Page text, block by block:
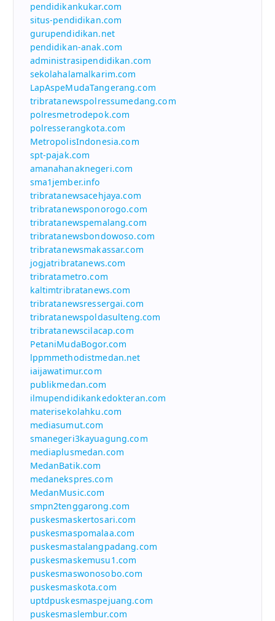
pendidikankukar.com
situs-pendidikan.com
gurupendidikan.net
pendidikan-anak.com
administrasipendidikan.com
sekolahalamalkarim.com
LapAspeMudaTangerang.com
tribratanewspolressumedang.com
polresmetrodepok.com
polresserangkota.com
MetropolisIndonesia.com
spt-pajak.com
amanahanaknegeri.com
sma1jember.info
tribratanewsacehjaya.com
tribratanewsponorogo.com
tribratanewspemalang.com
tribratanewsbondowoso.com
tribratanewsmakassar.com
jogjatribratanews.com
tribratametro.com
kaltimtribratanews.com
tribratanewsressergai.com
tribratanewspoldasulteng.com
tribratanewscilacap.com
PetaniMudaBogor.com
lppmmethodistmedan.net
iaijawatimur.com
publikmedan.com
ilmupendidikankedokteran.com
materisekolahku.com
mediasumut.com
smanegeri3kayuagung.com
mediaplusmedan.com
MedanBatik.com
medanekspres.com
MedanMusic.com
smpn2tenggarong.com
puskesmaskertosari.com
puskesmaspomalaa.com
puskesmastalangpadang.com
puskesmaskemusu1.com
puskesmaswonosobo.com
puskesmaskota.com
uptdpuskesmaspejuang.com
puskesmaslembur.com